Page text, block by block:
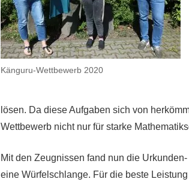
Känguru-Wettbewerb 2020
lösen. Da diese Aufgaben sich von
Wettbewerb nicht nur für starke
Mit den Zeugnissen fand nun die
eine Würfelschlange. Für die beste